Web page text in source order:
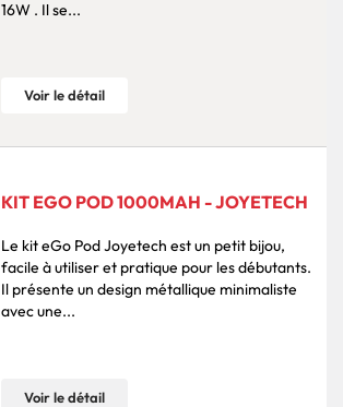
16W . Il se...
Voir le détail
KIT EGO POD 1000MAH - JOYETECH
Le kit eGo Pod Joyetech est un petit bijou,
facile à utiliser et pratique pour les débutants.
Il présente un design métallique minimaliste
avec une...
Voir le détail